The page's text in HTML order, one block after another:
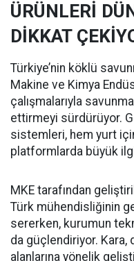
ÜRÜNLERİ
DİKKAT
Türkiye’nin köklü
Makine ve Kimya
çalışmalarıyla
ettirmeyi sürdürüyor.
sistemleri, hem yurt
platformlarda büyük
MKE tarafından
Türk mühendisliğinin
sererken, kurumun
da güçlendiriyor. Kara,
alanlarına yönelik